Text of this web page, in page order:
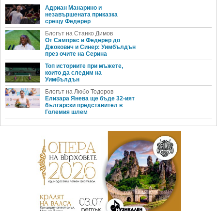
Адриан Манарино и
незавършената приказка
срещу Федерер
Блогът на Станко Димов
От Сампрас и Федерер до
Джокович и Синер: Уимбълдън
през очите на Серина
Топ историите при мъжете,
които да следим на
Уимбълдън
Блогът на Любо Тодоров
Елизара Янева ще бъде 32-ият
български представител в
Големия шлем